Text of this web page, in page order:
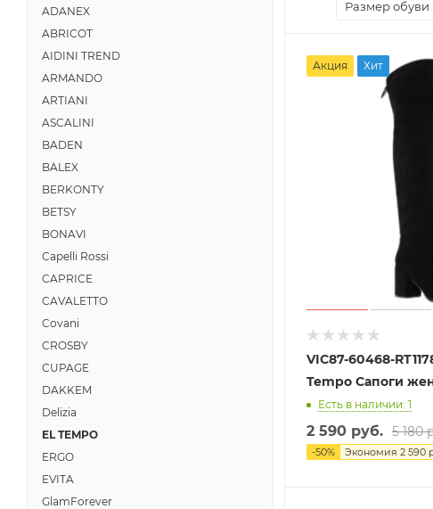
Размер обуви
Акция Хит
VIC87-60468-
Tempo Сапоги
Есть в наличии: 1
2 590 руб. 5 180
-50% Экономия 2 590
ADANEX
ABRICOT
AIDINI TREND
ARMANDO
ARTIANI
ASCALINI
BADEN
BALEX
BERKONTY
BETSY
BONAVI
Capelli Rossi
CAPRICE
CAVALETTO
Covani
CROSBY
CUPAGE
DAKKEM
Delizia
EL TEMPO
ERGO
EVITA
GlamForever